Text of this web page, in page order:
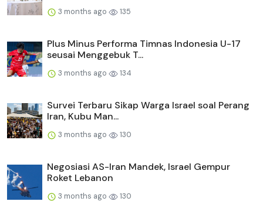
3 months ago 135
Plus Minus Performa Timnas Indonesia U-17
seusai Menggebuk T...
3 months ago 134
Survei Terbaru Sikap Warga Israel soal Perang
Iran, Kubu Man...
3 months ago 130
Negosiasi AS-Iran Mandek, Israel Gempur
Roket Lebanon
3 months ago 130